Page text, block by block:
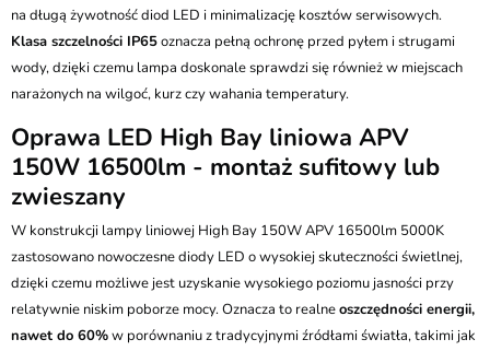
na długą żywotność diod LED i minimalizację kosztów serwisowych.
Klasa szczelności IP65oznacza pełną ochronę przed pyłem i strugami
wody, dzięki czemu lampa doskonale sprawdzi się również w miejscach
narażonych na wilgoć, kurz czy wahania temperatury.
Oprawa LED High Bay liniowa APV
150W 16500lm - montaż sufitowy lub
zwieszany
W konstrukcji lampy liniowej High Bay 150W APV 16500lm 5000K
zastosowano nowoczesne diody LED o wysokiej skuteczności świetlnej,
dzięki czemu możliwe jest uzyskanie wysokiego poziomu jasności przy
relatywnie niskim poborze mocy. Oznacza to realneoszczędności energii,
nawet do 60%w porównaniu z tradycyjnymi źródłami światła, takimi jak